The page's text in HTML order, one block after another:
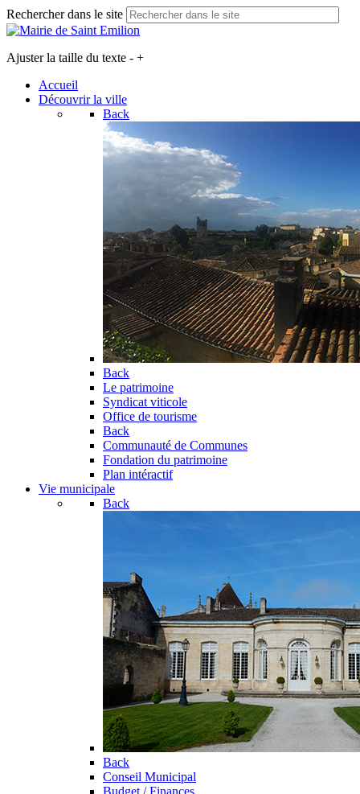
Rechercher dans le site
Ajuster la taille du texte - +
Accueil
Découvrir la ville
Back
Back
Le patrimoine
Syndicat viticole
Office de tourisme
Back
Communauté de Communes
Fondation du patrimoine
Plan intéractif
Vie municipale
Back
Back
Conseil Municipal
Budget / Finances